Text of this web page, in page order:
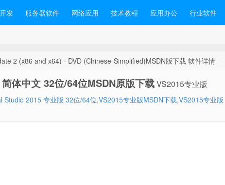
发 服务器软件 网络应用 技术教程 应用办公 行业软件
2 (x86 and x64) - DVD (Chinese-Simplified)MSDN版下载 软件详情
中文 32位/64位MSDN原版下载VS2015专业版
Studio 2015 专业版 32位/64位,VS2015专业版MSDN下载,VS2015专业版